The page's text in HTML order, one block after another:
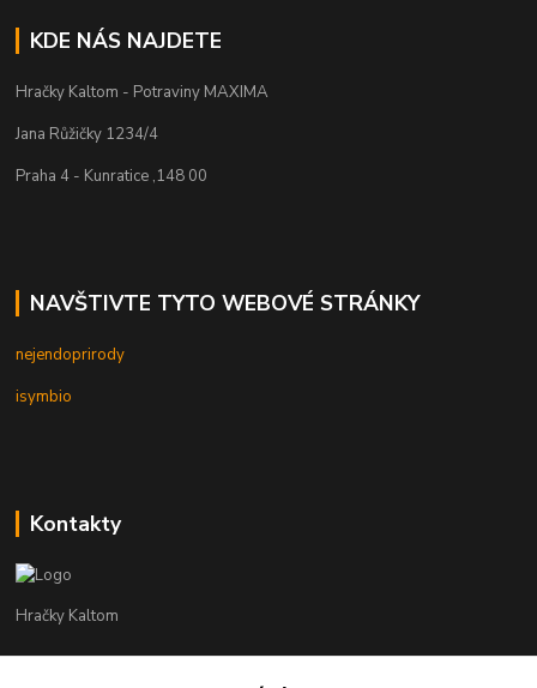
KDE NÁS NAJDETE
Hračky Kaltom - Potraviny MAXIMA
Jana Růžičky 1234/4
Praha 4 - Kunratice ,148 00
NAVŠTIVTE TYTO WEBOVÉ STRÁNKY
nejendoprirody
isymbio
Kontakty
Hračky Kaltom